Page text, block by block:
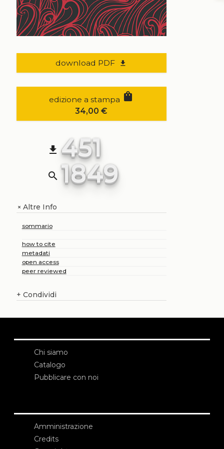
download PDF file_download
edizione a stampa shopping_bag
34,00 €
file_download 451
search 1849
+Altre Info
sommario
how to cite
metadati
open access
peer reviewed
+ Condividi
Chi siamo
Catalogo
Pubblicare con noi
Amministrazione
Credits